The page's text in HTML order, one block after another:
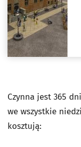
Czynna jest 365
we wszystkie
kosztują: